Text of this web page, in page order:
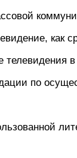
как
телевидения
по